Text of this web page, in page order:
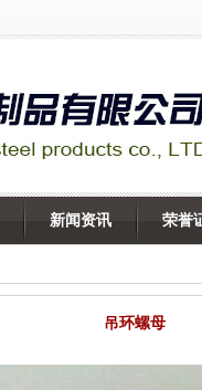
新闻资讯 荣誉
吊环螺母